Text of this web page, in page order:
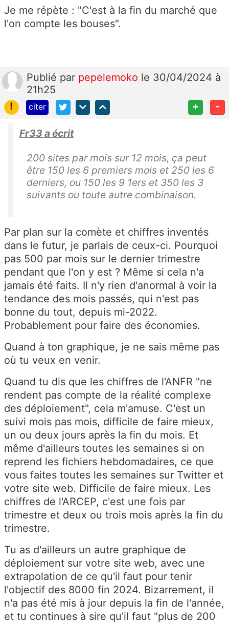
Je me répète : "C'est à la fin du marché que
l'on compte les bouses".
Publié par pepelemoko le 30/04/2024 à
21h25
!
citer + -
Fr33 a écrit
200 sites par mois sur 12 mois, ça peut
être 150 les 6 premiers mois et 250 les 6
derniers, ou 150 les 9 1ers et 350 les 3
suivants ou toute autre combinaison.
Par plan sur la comète et chiffres inventés
dans le futur, je parlais de ceux-ci. Pourquoi
pas 500 par mois sur le dernier trimestre
pendant que l'on y est ? Même si cela n'a
jamais été faits. Il n'y rien d'anormal à voir la
tendance des mois passés, qui n'est pas
bonne du tout, depuis mi-2022.
Probablement pour faire des économies.
Quand à ton graphique, je ne sais même pas
où tu veux en venir.
Quand tu dis que les chiffres de l'ANFR "ne
rendent pas compte de la réalité complexe
des déploiement", cela m'amuse. C'est un
suivi mois pas mois, difficile de faire mieux,
un ou deux jours après la fin du mois. Et
même d'ailleurs toutes les semaines si on
reprend les fichiers hebdomadaires, ce que
vous faites toutes les semaines sur Twitter et
votre site web. Difficile de faire mieux. Les
chiffres de l'ARCEP, c'est une fois par
trimestre et deux ou trois mois après la fin du
trimestre.
Tu as d'ailleurs un autre graphique de
déploiement sur votre site web, avec une
extrapolation de ce qu'il faut pour tenir
l'objectif des 8000 fin 2024. Bizarrement, il
n'a pas été mis à jour depuis la fin de l'année,
et tu continues à sire qu'il faut "plus de 200